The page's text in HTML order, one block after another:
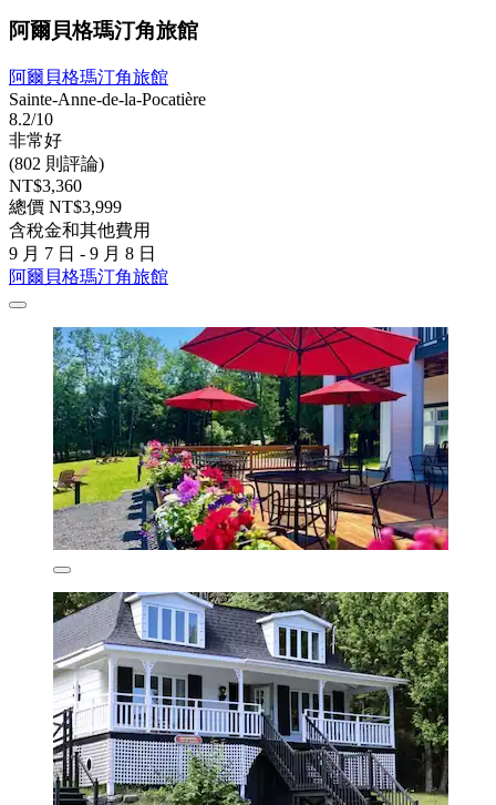
阿爾貝格瑪汀角旅館
阿爾貝格瑪汀角旅館
Sainte-Anne-de-la-Pocatière
8.2/10
非常好
(802 則評論)
NT$3,360
總價 NT$3,999
含稅金和其他費用
9 月 7 日 - 9 月 8 日
阿爾貝格瑪汀角旅館